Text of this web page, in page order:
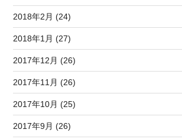
2018年2月 (24)
2018年1月 (27)
2017年12月 (26)
2017年11月 (26)
2017年10月 (25)
2017年9月 (26)